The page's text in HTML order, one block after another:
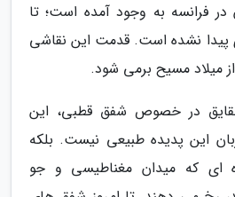
در فرانسه به وجود آمده است؛ تا
پیدا نشده است. قدمت این نقاشی
در خصوص شفق قطبی، این
این پدیده طبیعی نیست. بلکه
ای که میدان مغناطیسی و جو